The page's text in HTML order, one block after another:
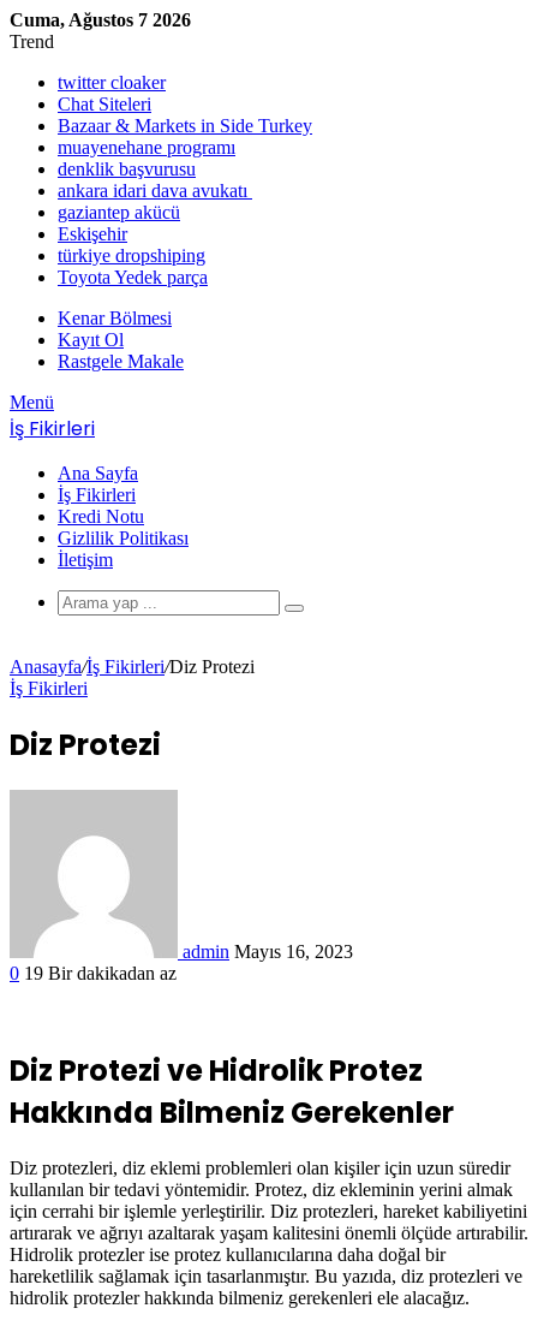
Cuma, Ağustos 7 2026
Trend
twitter cloaker
Chat Siteleri
Bazaar & Markets in Side Turkey
muayenehane programı
denklik başvurusu
ankara idari dava avukatı
gaziantep akücü
Eskişehir
türkiye dropshiping
Toyota Yedek parça
Kenar Bölmesi
Kayıt Ol
Rastgele Makale
Menü
İş Fikirleri
Ana Sayfa
İş Fikirleri
Kredi Notu
Gizlilik Politikası
İletişim
Anasayfa/İş Fikirleri/Diz Protezi
İş Fikirleri
Diz Protezi
admin Mayıs 16, 2023
0 19 Bir dakikadan az
Diz Protezi ve Hidrolik Protez
Hakkında Bilmeniz Gerekenler
Diz protezleri, diz eklemi problemleri olan kişiler için uzun süredir
kullanılan bir tedavi yöntemidir. Protez, diz ekleminin yerini almak
için cerrahi bir işlemle yerleştirilir. Diz protezleri, hareket kabiliyetini
artırarak ve ağrıyı azaltarak yaşam kalitesini önemli ölçüde artırabilir.
Hidrolik protezler ise protez kullanıcılarına daha doğal bir
hareketlilik sağlamak için tasarlanmıştır. Bu yazıda, diz protezleri ve
hidrolik protezler hakkında bilmeniz gerekenleri ele alacağız.